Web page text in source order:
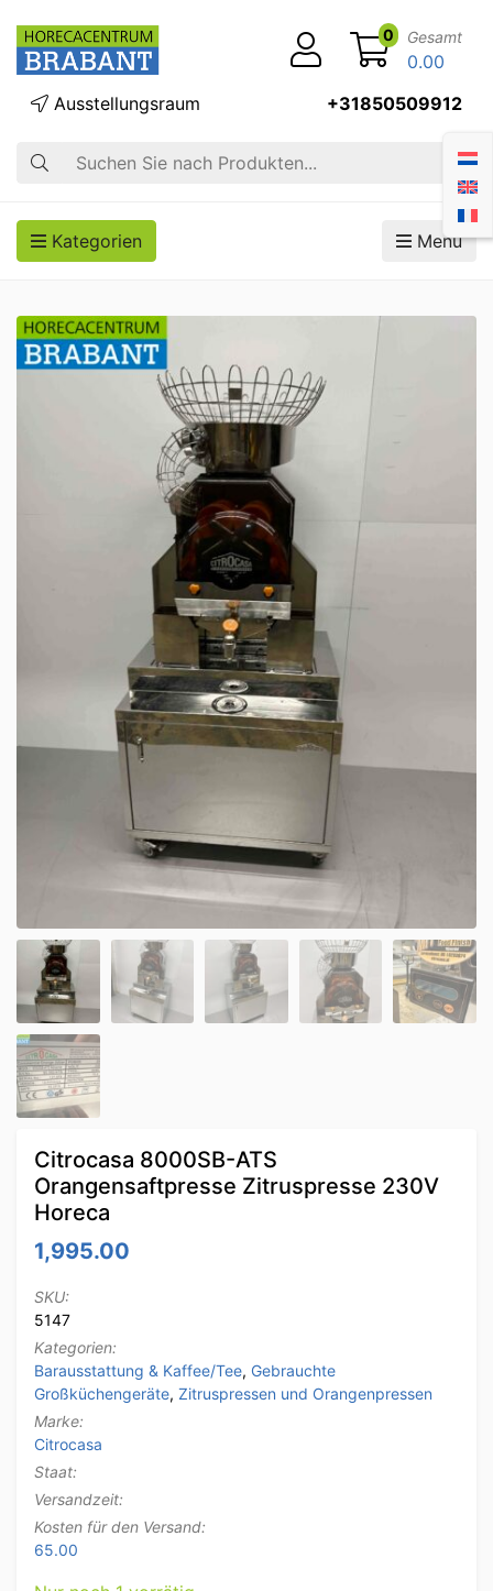
Suche
Ausstellungsraum +31850509912
0 Gesamt
0.00
Kategorien Menü
Citrocasa 8000SB-ATS
Orangensaftpresse Zitruspresse 230V
Horeca
1,995.00
SKU:
5147
Kategorien:
Barausstattung & Kaffee/Tee, Gebrauchte
Großküchengeräte, Zitruspressen und Orangenpressen
Marke:
Citrocasa
Staat:
Versandzeit:
Kosten für den Versand:
65.00